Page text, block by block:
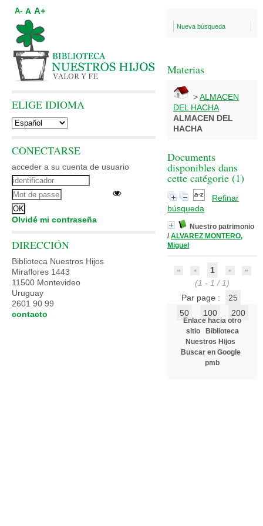
Nueva búsqueda
Materias
>ALMACEN
DEL HACHA
ALMACEN DEL
HACHA
Documents
disponibles dans
cette catégorie (1)
Refinar
búsqueda
Nuestro patrimonio
/ ALVAREZ MONTERO,
Miguel
1
(1 - 1 / 1)
Par page :
25
50
100 200
Enlace hacia otro
sitio
Biblioteca
Nuestros Hijos
Buscar en Google
pmb
A- A A+
ELIGE IDIOMA
CONECTARSE
acceder a su cuenta de usuario
Olvidé mi contraseña
DIRECCIÓN
Biblioteca Nuestros Hijos
Miraflores 1443
11500 Montevideo
Uruguay
2601 90 99
contacto